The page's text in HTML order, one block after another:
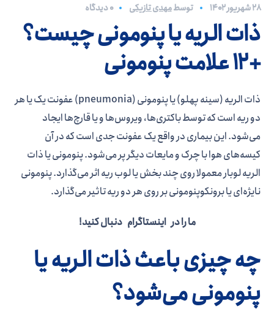
۲۸ شهریور ۱۴۰۲ توسطمهدی تازیکی 0 دیدگاه
ذات الریه یا پنومونی چیست؟
+12 علامت پنومونی
ذات الریه (سینه پهلو) یا پنومونی (pneumonia) عفونت یک یا هر
دو ریه است که توسط باکتری‌ها، ویروس‌ها و یا قارچ‌ها ایجاد
می‌شود. این بیماری در واقع یک عفونت جدی است که در آن
کیسه‌های هوا با چرک و مایعات دیگر پر می‌شود. پنومونی یا ذات
الریه لوبار معمولا روی چند بخش یا لوب ریه اثر می‌گذارد. پنومونی
نایژه‌ای یا برونکوپنومونی بر روی هر دو ریه تاثیر می‌گذارد.
ما را در اینستاگرام دنبال کنید!
چه چیزی باعث ذات الریه یا
پنومونی می‌شود؟